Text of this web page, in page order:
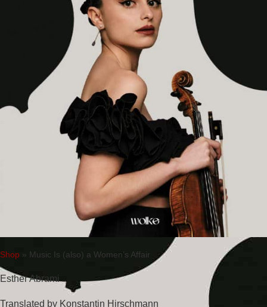
Shop » Music Is (also) a Women’s Affair
Esther Abrami
Translated by Konstantin Hirschmann